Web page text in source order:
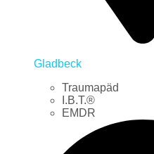
Gladbeck
Traumapäd
I.B.T.®
EMDR